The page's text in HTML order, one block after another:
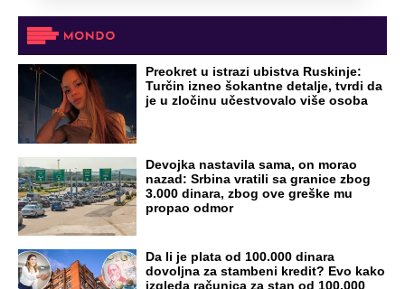
OD NAVODNOG HEROJA DO BRUTALNOG UBICE
GENERAL IVAN STRELJAO SRBE, A
HRVATI GA SLAVILI KAO HEROJA KNINA:
Par godina kasnije išao od kuće do kuće i
UBIJAO!